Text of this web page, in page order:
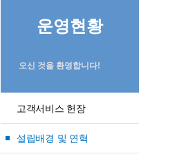
운영현황
오신 것을 환영합니다!
고객서비스 헌장
설립배경 및 연혁